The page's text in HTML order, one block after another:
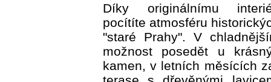
Díky originálnímu
pocítíte atmosféru
"staré Prahy". V
možnost posedět u
kamen, v letních měsících